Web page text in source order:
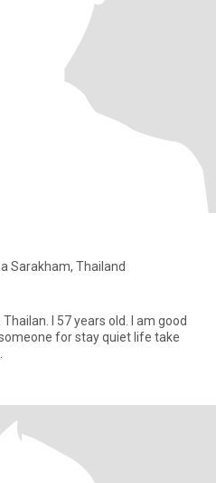
Sarakham, Thailand
I 57 years old. I am good
for stay quiet life take